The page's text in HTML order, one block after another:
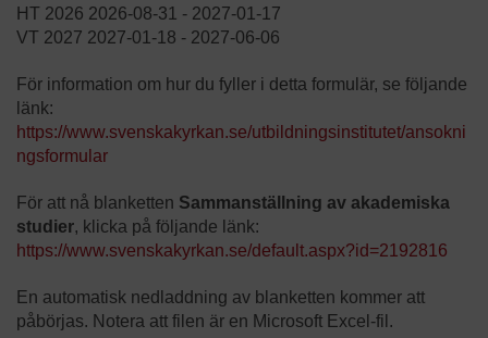
HT 2026 2026-08-31 - 2027-01-17
VT 2027 2027-01-18 - 2027-06-06
För information om hur du fyller i detta formulär, se följande
länk:
https://www.svenskakyrkan.se/utbildningsinstitutet/ansokni
ngsformular
För att nå blanketten Sammanställning av akademiska
studier, klicka på följande länk:
https://www.svenskakyrkan.se/default.aspx?id=2192816
En automatisk nedladdning av blanketten kommer att
påbörjas. Notera att filen är en Microsoft Excel-fil.